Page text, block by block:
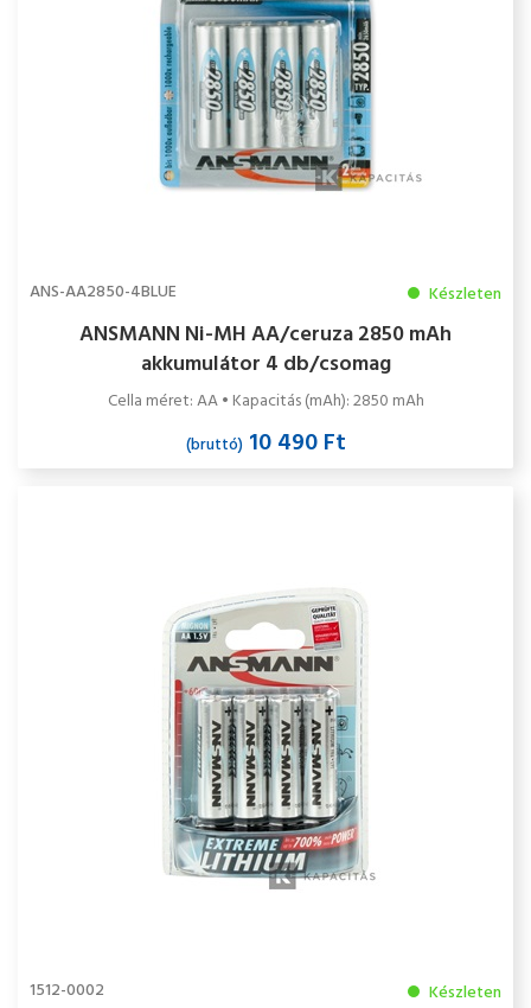
ANS-AA2850-4BLUE Készleten
ANSMANN Ni-MH AA/ceruza 2850 mAh
akkumulátor 4 db/csomag
Cella méret: AA • Kapacitás (mAh): 2850 mAh
(bruttó)10 490 Ft
1512-0002 Készleten